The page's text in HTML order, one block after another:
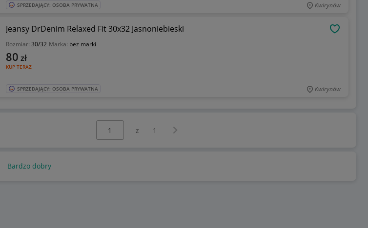
SPRZEDAJĄCY: OSOBA PRYWATNA Kwirynów
Jeansy DrDenim Relaxed Fit 30x32 Jasnoniebieski
Rozmiar: 30/32 Marka: bez marki
KUP TERAZ
80 zł
SPRZEDAJĄCY: OSOBA PRYWATNA Kwirynów
z 1 Następna strona
Bardzo dobry